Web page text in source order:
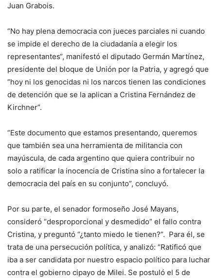
Juan Grabois.
“No hay plena democracia con jueces parciales ni cuando
se impide el derecho de la ciudadanía a elegir los
representantes“, manifestó el diputado Germán Martínez,
presidente del bloque de Unión por la Patria, y agregó que
“hoy ni los genocidas ni los narcos tienen las condiciones
de detención que se la aplican a Cristina Fernández de
Kirchner”.
“Este documento que estamos presentando, queremos
que también sea una herramienta de militancia con
mayúscula, de cada argentino que quiera contribuir no
solo a ratificar la inocencia de Cristina sino a fortalecer la
democracia del país en su conjunto”, concluyó.
Por su parte, el senador formoseño José Mayans,
consideró “desproporcional y desmedido” el fallo contra
Cristina, y preguntó “¿tanto miedo le tienen?”. Para él, se
trata de una persecución política, y analizó: “Ratificó que
iba a ser candidata por nuestro espacio político para luchar
contra el gobierno cipayo de Milei. Se postuló el 5 de